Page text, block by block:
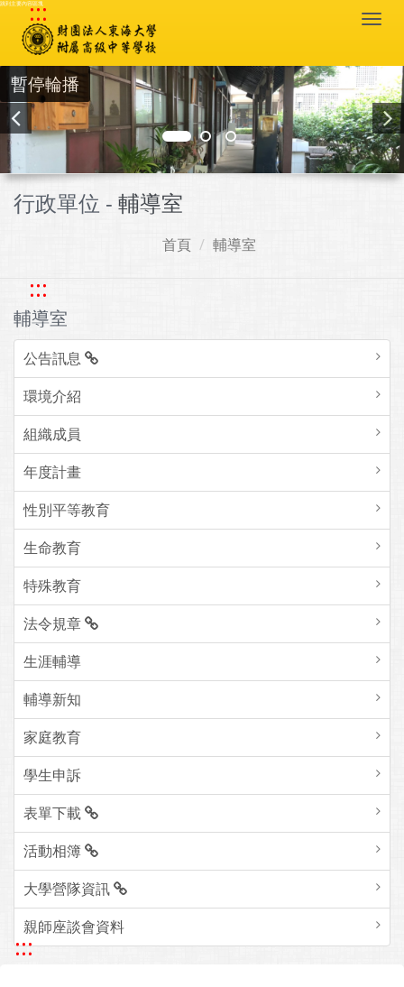
跳到主要內容區塊
:::
暫停輪播
行政單位 - 輔導室
首頁 輔導室
:::
輔導室
公告訊息
環境介紹
組織成員
年度計畫
性別平等教育
生命教育
特殊教育
法令規章
生涯輔導
輔導新知
家庭教育
學生申訴
表單下載
活動相簿
大學營隊資訊
親師座談會資料
:::